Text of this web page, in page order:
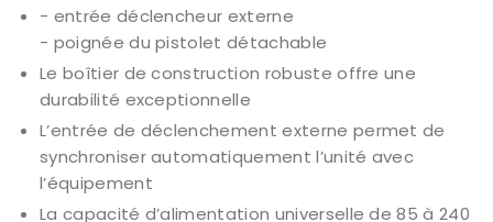
- entrée déclencheur externe
- poignée du pistolet détachable
Le boîtier de construction robuste offre une
durabilité exceptionnelle
L’entrée de déclenchement externe permet de
synchroniser automatiquement l’unité avec
l’équipement
La capacité d’alimentation universelle de 85 à 240